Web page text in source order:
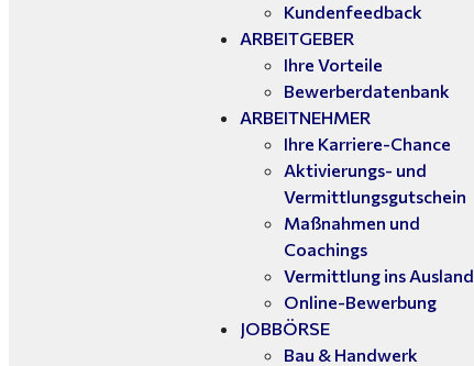
Kundenfeedback
ARBEITGEBER
Ihre Vorteile
Bewerberdatenbank
ARBEITNEHMER
Ihre Karriere-Chance
Aktivierungs- und
Vermittlungsgutschein
Maßnahmen und
Coachings
Vermittlung ins Ausland
Online-Bewerbung
JOBBÖRSE
Bau & Handwerk